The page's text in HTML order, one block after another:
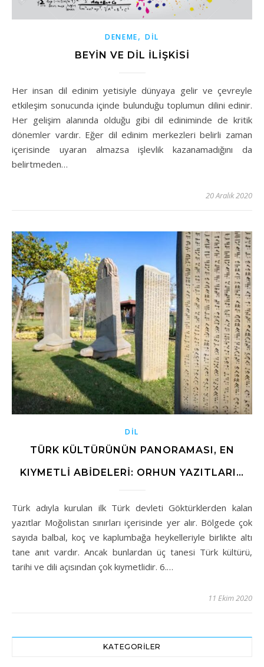
DENEME,DIL
BEYİN VE DİL İLİŞKİSİ
Her insan dil edinim yetisiyle dünyaya gelir ve çevreyle
etkileşim sonucunda içinde bulunduğu toplumun dilini edinir.
Her gelişim alanında olduğu gibi dil ediniminde de kritik
dönemler vardır. Eğer dil edinim merkezleri belirli zaman
içerisinde uyaran almazsa işlevlik kazanamadığını da
belirtmeden…
20 Aralık 2020
DIL
TÜRK KÜLTÜRÜNÜN PANORAMASI, EN
KIYMETLİ ABİDELERİ: ORHUN YAZITLARI…
Türk adıyla kurulan ilk Türk devleti Göktürklerden kalan
yazıtlar Moğolistan sınırları içerisinde yer alır. Bölgede çok
sayıda balbal, koç ve kaplumbağa heykelleriyle birlikte altı
tane anıt vardır. Ancak bunlardan üç tanesi Türk kültürü,
tarihi ve dili açısından çok kıymetlidir. 6.…
11 Ekim 2020
KATEGORILER